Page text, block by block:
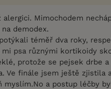
alergici. Mimochodem
demodex.
téměř dva roky,
mi psa různými kortikoidy
protože se pejsek drbe a
Ve finále jsem ještě zjistila
myslím.No a postup léčby